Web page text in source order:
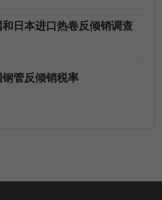
日本进口热卷反倾销调查
管反倾销税率